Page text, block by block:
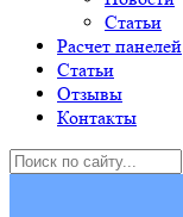
Статьи
Расчет панелей
Статьи
Отзывы
Контакты